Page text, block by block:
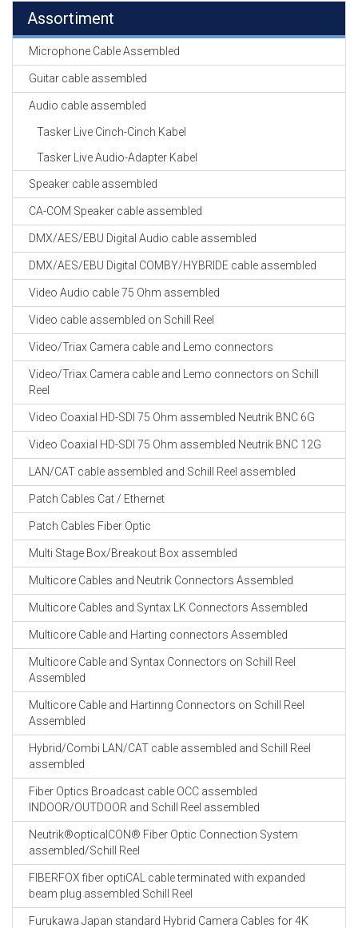
Assortiment
Microphone Cable Assembled
Guitar cable assembled
Audio cable assembled
Tasker Live Cinch-Cinch Kabel
Tasker Live Audio-Adapter Kabel
Speaker cable assembled
CA-COM Speaker cable assembled
DMX/AES/EBU Digital Audio cable assembled
DMX/AES/EBU Digital COMBY/HYBRIDE cable assembled
Video Audio cable 75 Ohm assembled
Video cable assembled on Schill Reel
Video/Triax Camera cable and Lemo connectors
Video/Triax Camera cable and Lemo connectors on Schill
Reel
Video Coaxial HD-SDI 75 Ohm assembled Neutrik BNC 6G
Video Coaxial HD-SDI 75 Ohm assembled Neutrik BNC 12G
LAN/CAT cable assembled and Schill Reel assembled
Patch Cables Cat / Ethernet
Patch Cables Fiber Optic
Multi Stage Box/Breakout Box assembled
Multicore Cables and Neutrik Connectors Assembled
Multicore Cables and Syntax LK Connectors Assembled
Multicore Cable and Harting connectors Assembled
Multicore Cable and Syntax Connectors on Schill Reel
Assembled
Multicore Cable and Hartinng Connectors on Schill Reel
Assembled
Hybrid/Combi LAN/CAT cable assembled and Schill Reel
assembled
Fiber Optics Broadcast cable OCC assembled
INDOOR/OUTDOOR and Schill Reel assembled
Neutrik®opticalCON® Fiber Optic Connection System
assembled/Schill Reel
FIBERFOX fiber optiCAL cable terminated with expanded
beam plug assembled Schill Reel
Furukawa Japan standard Hybrid Camera Cables for 4K